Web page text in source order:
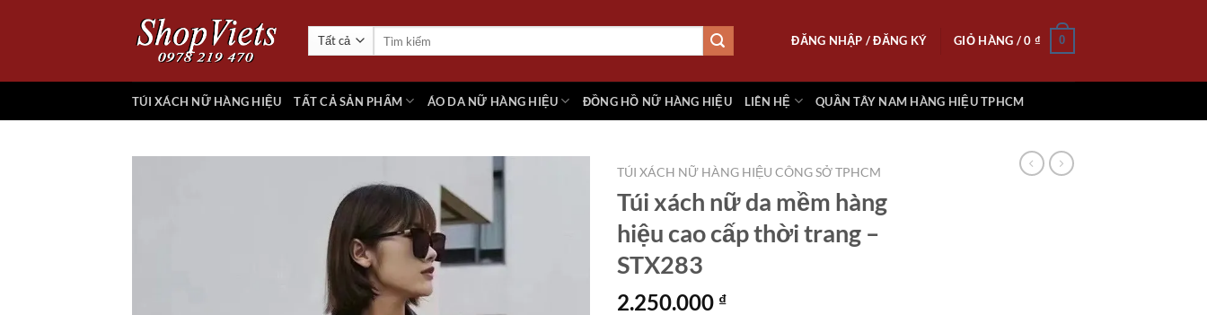
dung
ĐĂNG NHẬP / ĐĂNG KÝ GIỎ HÀNG /0 ₫ 0
TÚI XÁCH NỮ HÀNG HIỆU TẤT CẢ SẢN PHẨM ÁO DA NỮ HÀNG HIỆU ĐỒNG HỒ NỮ HÀNG HIỆU LIÊN HỆ QUẦN TÂY NAM HÀNG HIỆU TPHCM
TÚI XÁCH NỮ HÀNG HIỆU CÔNG SỞ TPHCM
Túi xách nữ da mềm hàng
hiệu cao cấp thời trang –
STX283
2.250.000 ₫